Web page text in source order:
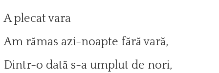
A plecat vara
Am rămas azi-noapte fără vară,
Dintr-o dată s-a umplut de nori,